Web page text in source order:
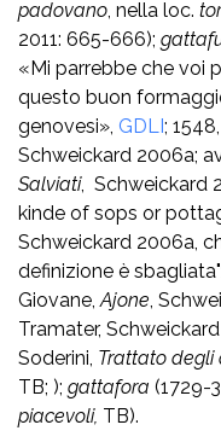
padovano, nella loc.
2011: 665-666);
«Mi parrebbe che voi
questo buon
genovesi», GDLI;
Schweickard 2006a;
Salviati, Schweickard
kinde of sops or
Schweickard 2006a,
definizione è
Giovane,Ajone,
Tramater,
Soderini, Trattato degli
TB; ); gattafora (1729-
piacevoli, TB).